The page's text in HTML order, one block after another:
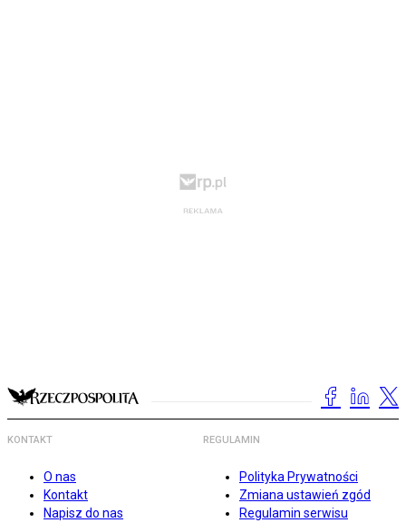
KONTAKT
O nas
Kontakt
Napisz do nas
REGULAMIN
Polityka Prywatności
Zmiana ustawień zgód
Regulamin serwisu